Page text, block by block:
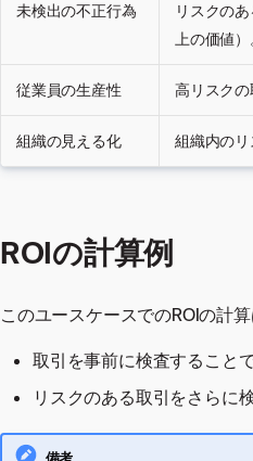
未検出の不正行為
リスクの
上の価値）
従業員の生産性 高リスクの
組織の見える化 組織内のリ
ROIの計算例
このユースケースでのROIの計
取引を事前に検査すること
リスクのある取引をさらに
備考